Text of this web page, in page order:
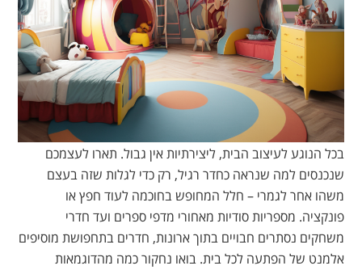
בכל הנוגע לעיצוב הבית, ליצירתיות אין גבול. תארו לעצמכם
שנכנסים למה שנראה כחדר רגיל, רק כדי לגלות שזה בעצם
משהו אחר לגמרי – חלל המחופש בחוכמה לעוד חפץ או
פונקציה. מספריות סודיות מאחורי מדפי ספרים ועד חדרי
משחקים נסתרים חבויים בתוך ארונות, חדרים בתחפושת מוסיפים
אלמנט של הפתעה לכל בית. בואו נחקור כמה מהדוגמאות